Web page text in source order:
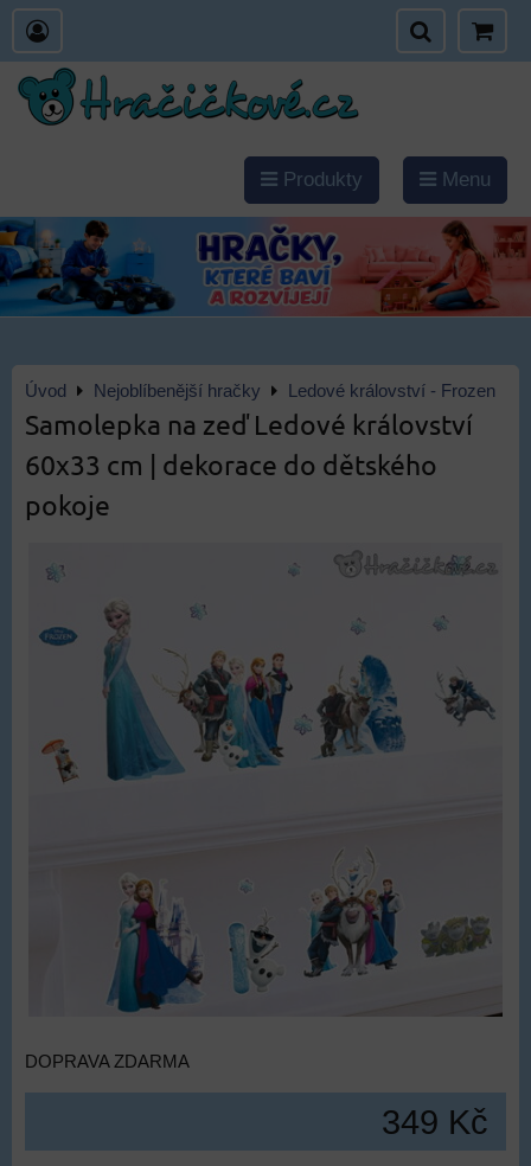
Produkty Menu
Úvod Nejoblíbenější hračky Ledové království - Frozen
Samolepka na zeď Ledové království
60x33 cm | dekorace do dětského
pokoje
DOPRAVA ZDARMA
349 Kč